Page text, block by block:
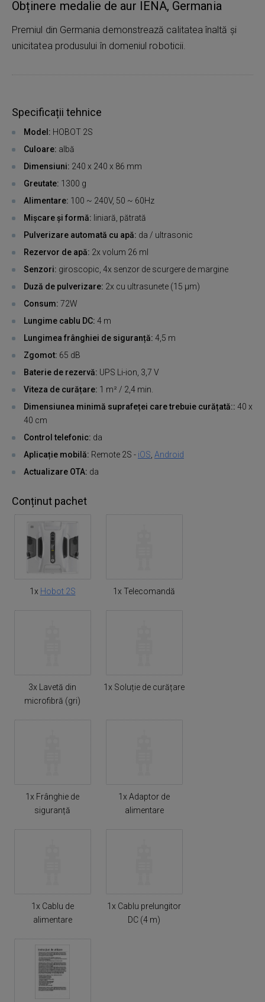
Obținere medalie de aur IENA, Germania
Premiul din Germania demonstrează calitatea înaltă și
unicitatea produsului în domeniul roboticii.
Specificații tehnice
Model: HOBOT 2S
Culoare: albă
Dimensiuni: 240 x 240 x 86 mm
Greutate: 1300 g
Alimentare: 100 ~ 240V, 50 ~ 60Hz
Mișcare și formă: liniară, pătrată
Pulverizare automată cu apă: da / ultrasonic
Rezervor de apă: 2x volum 26 ml
Senzori: giroscopic, 4x senzor de scurgere de margine
Duză de pulverizare: 2x cu ultrasunete (15 µm)
Consum: 72W
Lungime cablu DC: 4 m
Lungimea frânghiei de siguranță: 4,5 m
Zgomot: 65 dB
Baterie de rezervă: UPS Li-ion, 3,7 V
Viteza de curățare: 1 m² / 2,4 min.
Dimensiunea minimă suprafeței care trebuie curățată:: 40 x
40 cm
Control telefonic: da
Aplicație mobilă: Remote 2S - iOS Android
Actualizare OTA: da
Conținut pachet
1x Hobot 2S 1x Telecomandă
3x Lavetă din
microfibră (gri)
1x Soluție de curățare
1x Frânghie de
siguranță
1x Adaptor de
alimentare
1x Cablu de
alimentare
1x Cablu prelungitor
DC (4 m)